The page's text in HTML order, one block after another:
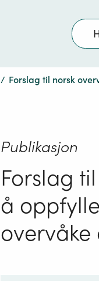
Søk
/ Forslag til norsk
Publikasjon
Forslag
å